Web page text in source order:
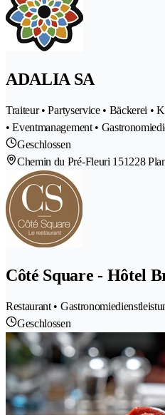
ADALIA SA
Traiteur • Partyservice • Bäckerei •
• Eventmanagement •
Geschlossen
Chemin du Pré-Fleuri 151228
Côté Square - Hôtel
Restaurant •
Geschlossen